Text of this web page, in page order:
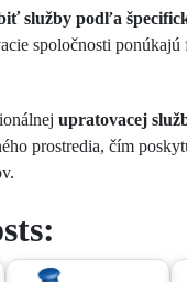
služby podľa
spoločnosti
upratovacej
prostredia, čím